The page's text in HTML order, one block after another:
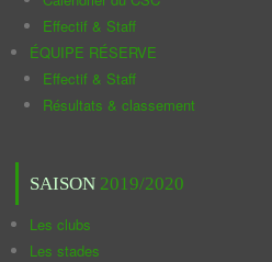
Effectif & Staff
ÉQUIPE RÉSERVE
Effectif & Staff
Résultats & classement
SAISON 2019/2020
Les clubs
Les stades